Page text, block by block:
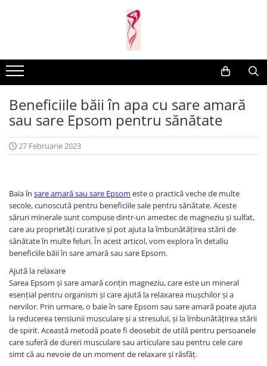
Baie
Copii si bebe
Leagane si scaune
Accesorii
Camping
Prim ajutor
Aparate de masaj
Ingrijirea parului
Ingrijirea unghiilor
Machiaj
Beneficiile băii în apa cu sare amară
sau sare Epsom pentru sănătate
27 Februarie 2023
Baia în sare amară sau sare Epsom este o practică veche de multe
secole, cunoscută pentru beneficiile sale pentru sănătate. Aceste
săruri minerale sunt compuse dintr-un amestec de magneziu și sulfat,
care au proprietăți curative și pot ajuta la îmbunătățirea stării de
sănătate în multe feluri. În acest articol, vom explora în detaliu
beneficiile băii în sare amară sau sare Epsom.
Ajută la relaxare
Sarea Epsom și sare amară conțin magneziu, care este un mineral
esențial pentru organism și care ajută la relaxarea mușchilor și a
nervilor. Prin urmare, o baie în sare Epsom sau sare amară poate ajuta
la reducerea tensiunii musculare și a stresului, și la îmbunătățirea stării
de spirit. Această metodă poate fi deosebit de utilă pentru persoanele
care suferă de dureri musculare sau articulare sau pentru cele care
simt că au nevoie de un moment de relaxare și răsfăț.